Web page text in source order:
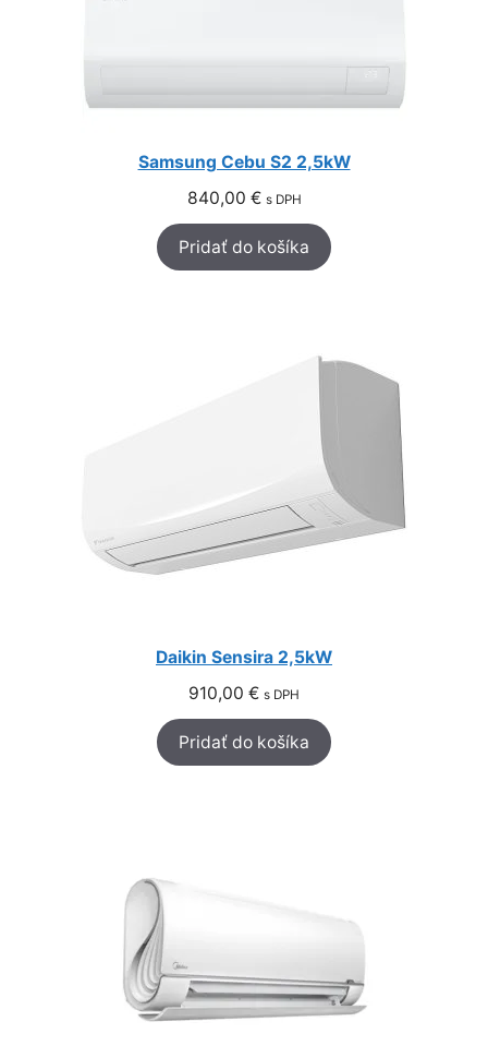
Samsung Cebu S2 2,5kW
840,00 € s DPH
Pridať do košíka
Daikin Sensira 2,5kW
910,00 € s DPH
Pridať do košíka